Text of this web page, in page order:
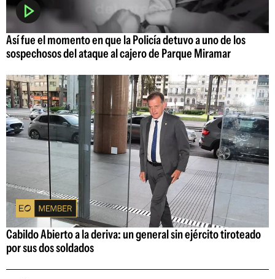
Así fue el momento en que la Policía detuvo a uno de los
sospechosos del ataque al cajero de Parque Miramar
Cabildo Abierto a la deriva: un general sin ejército tiroteado
por sus dos soldados